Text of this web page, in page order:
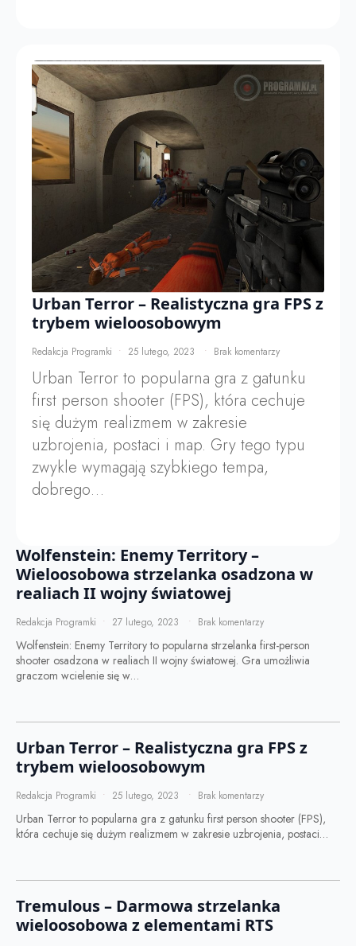
Urban Terror – Realistyczna gra FPS z
trybem wieloosobowym
Redakcja Programki 25 lutego, 2023 Brak komentarzy
Urban Terror to popularna gra z gatunku
first person shooter (FPS), która cechuje
się dużym realizmem w zakresie
uzbrojenia, postaci i map. Gry tego typu
zwykle wymagają szybkiego tempa,
dobrego…
Wolfenstein: Enemy Territory –
Wieloosobowa strzelanka osadzona w
realiach II wojny światowej
Redakcja Programki 27 lutego, 2023 Brak komentarzy
Wolfenstein: Enemy Territory to popularna strzelanka first-person
shooter osadzona w realiach II wojny światowej. Gra umożliwia
graczom wcielenie się w…
Urban Terror – Realistyczna gra FPS z
trybem wieloosobowym
Redakcja Programki 25 lutego, 2023 Brak komentarzy
Urban Terror to popularna gra z gatunku first person shooter (FPS),
która cechuje się dużym realizmem w zakresie uzbrojenia, postaci…
Tremulous – Darmowa strzelanka
wieloosobowa z elementami RTS